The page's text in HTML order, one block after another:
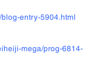
entry-5904.html
mega/prog-6814-